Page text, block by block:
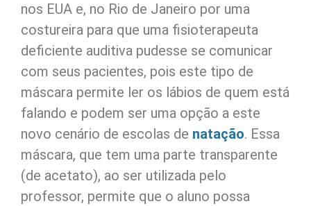
nos EUA e, no Rio de Janeiro por uma
costureira para que uma fisioterapeuta
deficiente auditiva pudesse se comunicar
com seus pacientes, pois este tipo de
máscara permite ler os lábios de quem está
falando e podem ser uma opção a este
novo cenário de escolas de natação. Essa
máscara, que tem uma parte transparente
(de acetato), ao ser utilizada pelo
professor, permite que o aluno possa